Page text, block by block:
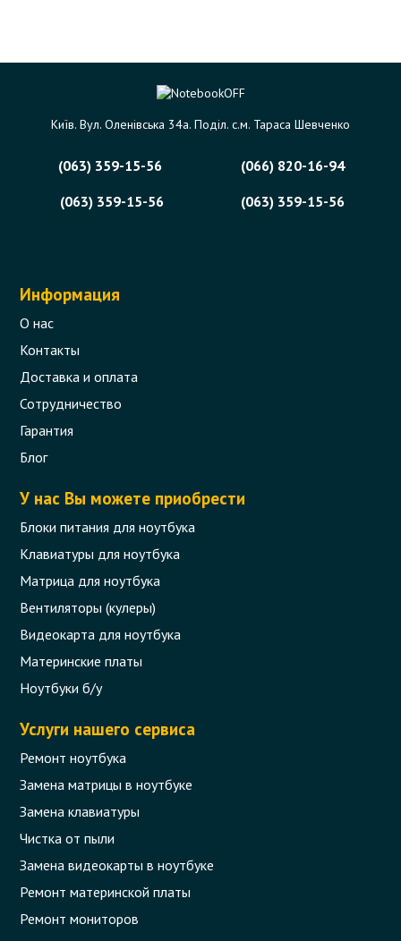
Київ. Вул. Оленівська 34а. Поділ. с.м. Тараса Шевченко
(063) 359-15-56
(066) 820-16-94
(063) 359-15-56
(063) 359-15-56
Информация
О нас
Контакты
Доставка и оплата
Сотрудничество
Гарантия
Блог
У нас Вы можете приобрести
Блоки питания для ноутбука
Клавиатуры для ноутбука
Матрица для ноутбука
Вентиляторы (кулеры)
Видеокарта для ноутбука
Материнские платы
Ноутбуки б/у
Услуги нашего сервиса
Ремонт ноутбука
Замена матрицы в ноутбуке
Замена клавиатуры
Чистка от пыли
Замена видеокарты в ноутбуке
Ремонт материнской платы
Ремонт мониторов